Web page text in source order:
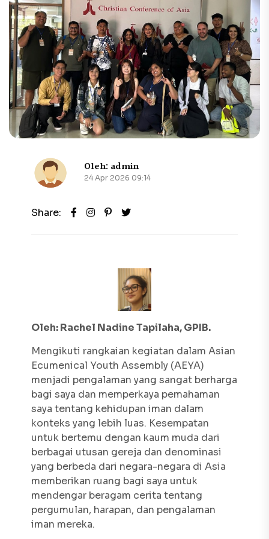
Oleh: admin
24 Apr 2026 09:14
Share:
Oleh: Rachel Nadine Tapilaha, GPIB.
Mengikuti rangkaian kegiatan dalamAsian
Ecumenical Youth Assembly (AEYA)
menjadi pengalaman yang sangat berharga
bagi saya dan memperkaya pemahaman
saya tentang kehidupan iman dalam
konteks yang lebih luas. Kesempatan
untuk bertemu dengan kaum muda dari
berbagai utusan gereja dan denominasi
yang berbeda dari negara-negara di Asia
memberikan ruang bagi saya untuk
mendengar beragam cerita tentang
pergumulan, harapan, dan pengalaman
iman mereka.